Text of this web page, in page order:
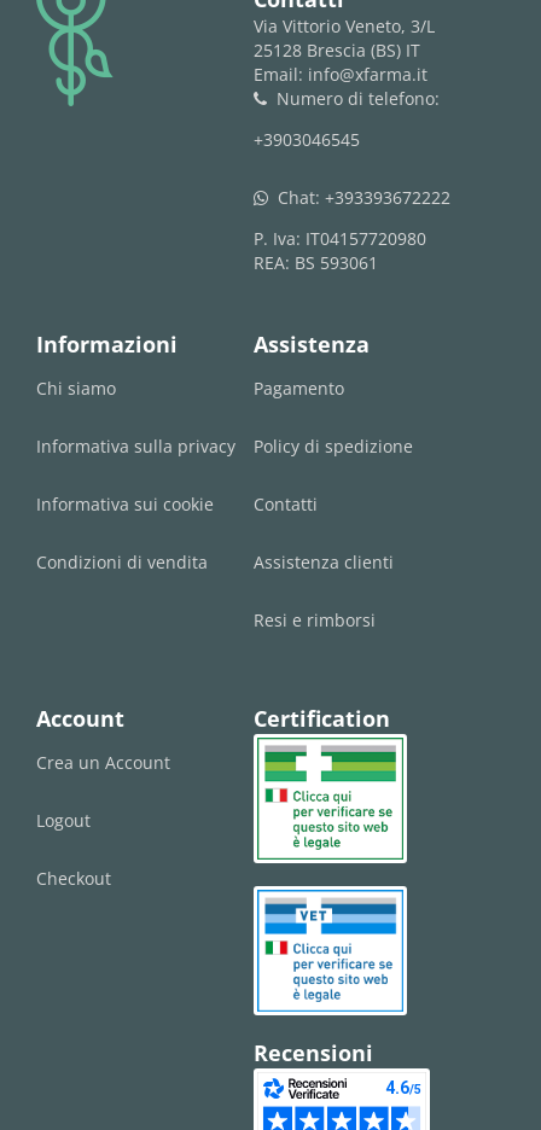
logo
Via Vittorio Veneto, 3/L
25128 Brescia (BS) IT
Email: info@xfarma.it
phone
Numero di telefono:
+3903046545
whatsapp Chat: +393393672222
P. Iva: IT04157720980
REA: BS 593061
Informazioni
Chi siamo
Informativa sulla privacy
Informativa sui cookie
Condizioni di vendita
Assistenza
Pagamento
Policy di spedizione
Contatti
Assistenza clienti
Resi e rimborsi
Account
Crea un Account
Logout
Checkout
Certification
Recensioni